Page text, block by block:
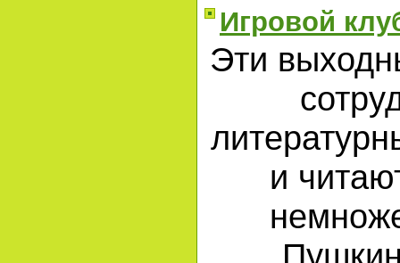
Игровой
Эти
и